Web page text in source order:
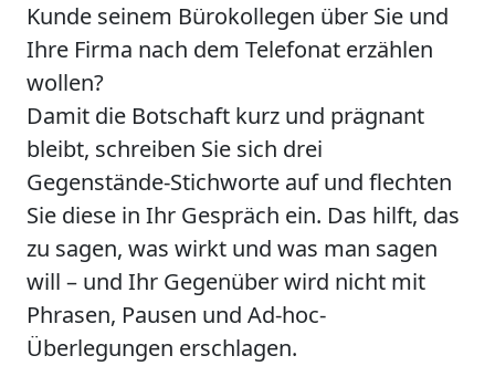
Kunde seinem Bürokollegen über Sie und
Ihre Firma nach dem Telefonat erzählen
wollen?
Damit die Botschaft kurz und prägnant
bleibt, schreiben Sie sich drei
Gegenstände-Stichworte auf und flechten
Sie diese in Ihr Gespräch ein. Das hilft, das
zu sagen, was wirkt und was man sagen
will – und Ihr Gegenüber wird nicht mit
Phrasen, Pausen und Ad-hoc-
Überlegungen erschlagen.